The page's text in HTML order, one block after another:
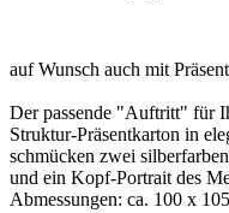
auf Wunsch auch mit
Der passende "Auftritt" für
Struktur-Präsentkarton in
schmücken zwei
und ein Kopf-Portrait des
Abmessungen: ca. 100 x